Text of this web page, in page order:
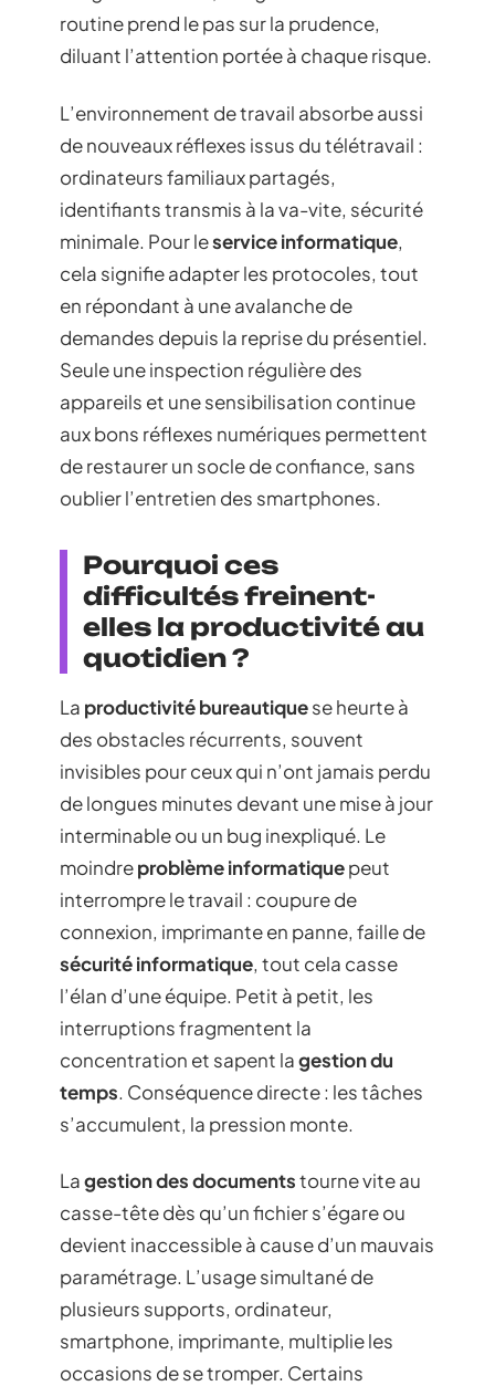
routine prend le pas sur la prudence,
diluant l’attention portée à chaque risque.
L’environnement de travail absorbe aussi
de nouveaux réflexes issus du télétravail :
ordinateurs familiaux partagés,
identifiants transmis à la va-vite, sécurité
minimale. Pour leservice informatique,
cela signifie adapter les protocoles, tout
en répondant à une avalanche de
demandes depuis la reprise du présentiel.
Seule une inspection régulière des
appareils et une sensibilisation continue
aux bons réflexes numériques permettent
de restaurer un socle de confiance, sans
oublier l’entretien des smartphones.
Pourquoi ces
difficultés freinent-
elles la productivité au
quotidien ?
La productivité bureautiquese heurte à
des obstacles récurrents, souvent
invisibles pour ceux qui n’ont jamais perdu
de longues minutes devant une mise à jour
interminable ou un bug inexpliqué. Le
moindreproblème informatiquepeut
interrompre le travail : coupure de
connexion, imprimante en panne, faille de
sécurité informatique, tout cela casse
l’élan d’une équipe. Petit à petit, les
interruptions fragmentent la
concentration et sapent lagestion du
temps. Conséquence directe : les tâches
s’accumulent, la pression monte.
Lagestion des documentstourne vite au
casse-tête dès qu’un fichier s’égare ou
devient inaccessible à cause d’un mauvais
paramétrage. L’usage simultané de
plusieurs supports, ordinateur,
smartphone, imprimante, multiplie les
occasions de se tromper. Certains